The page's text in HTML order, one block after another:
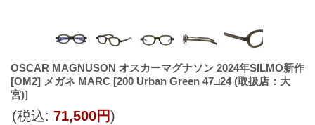
OSCAR MAGNUSON オスカーマグナソン 2024年SILMO新作
[OM2] メガネ MARC [200 Urban Green 47□24 (取扱店：大
宮)]
(税込: 71,500円)